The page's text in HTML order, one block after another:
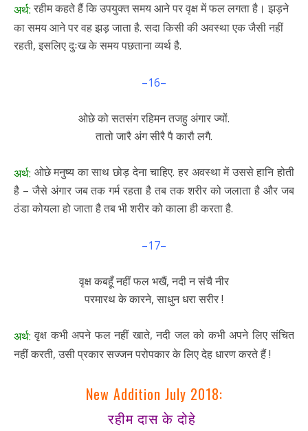
अर्थ:रहीम कहते हैं कि उपयुक्त समय आने पर वृक्ष में फल लगता है। झड़ने
का समय आने पर वह झड़ जाता है. सदा किसी की अवस्था एक जैसी नहीं
रहती, इसलिए दुःख के समय पछताना व्यर्थ है.
–16–
ओछे को सतसंग रहिमन तजहु अंगार ज्यों.
तातो जारै अंग सीरै पै कारौ लगै.
अर्थ: ओछे मनुष्य का साथ छोड़ देना चाहिए. हर अवस्था में उससे हानि होती
है – जैसे अंगार जब तक गर्म रहता है तब तक शरीर को जलाता है और जब
ठंडा कोयला हो जाता है तब भी शरीर को काला ही करता है.
–17–
वृक्ष कबहूँ नहीं फल भखैं, नदी न संचै नीर
परमारथ के कारने, साधुन धरा सरीर !
अर्थ: वृक्ष कभी अपने फल नहीं खाते, नदी जल को कभी अपने लिए संचित
नहीं करती, उसी प्रकार सज्जन परोपकार के लिए देह धारण करते हैं !
New Addition July 2018:
रहीम दास के दोहे